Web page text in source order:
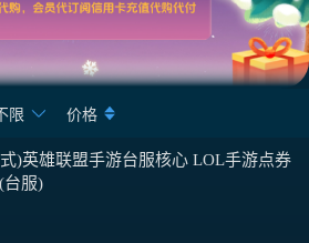
限 价格
)英雄联盟手游台服核心 LOL手游点券
台服)